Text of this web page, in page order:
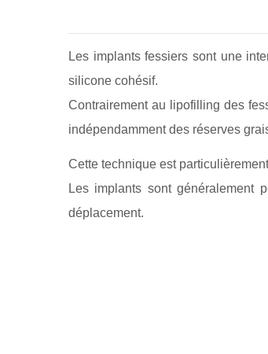
Les implants fessiers sont une
silicone cohésif.
Contrairement au lipofilling des
indépendamment des réserves
Cette technique est
Les implants sont généralement
déplacement.